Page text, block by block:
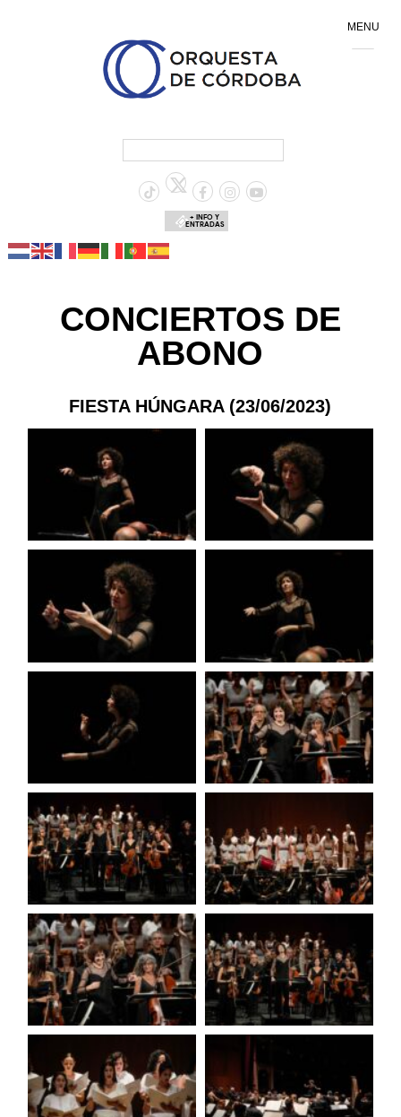
+ INFO Y
ENTRADAS
CONCIERTOS DE
ABONO
FIESTA HÚNGARA (23/06/2023)
MENU